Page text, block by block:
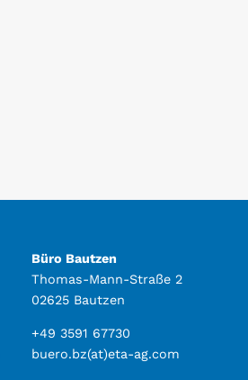
Büro Bautzen
Thomas-Mann-Straße 2
02625 Bautzen
+49 3591 67730
buero.bz(at)eta-ag.com